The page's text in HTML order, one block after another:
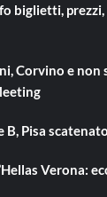
biglietti,
Corvino e non
B, Pisa
Verona: